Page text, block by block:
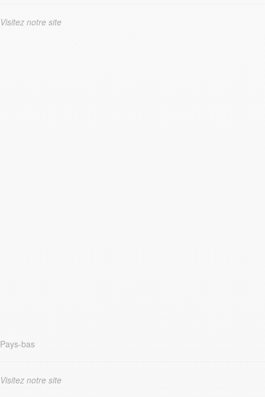
Visitez notre site
Pays-bas
Visitez notre site